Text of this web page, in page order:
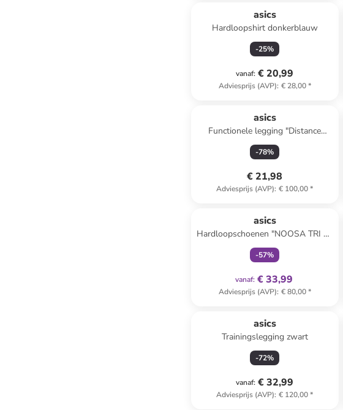
asics
Hardloopshirt donkerblauw
-25%
vanaf: € 20,99
Adviesprijs (AVP): € 28,00*
asics
Functionele legging "Distance
Supply" blauw
-78%
€ 21,98
Adviesprijs (AVP): € 100,00*
asics
Hardloopschoenen "NOOSA TRI 16
PS" roze
-57%
vanaf: € 33,99
Adviesprijs (AVP): € 80,00*
asics
Trainingslegging zwart
-72%
vanaf: € 32,99
Adviesprijs (AVP): € 120,00*